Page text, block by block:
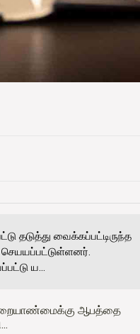
தடுத்து வைக்கப்பட்டிருந்த
ய...
ஆபத்தை